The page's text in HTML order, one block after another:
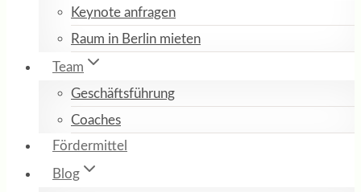
Keynote anfragen
Raum in Berlin mieten
Team
Geschäftsführung
Coaches
Fördermittel
Blog